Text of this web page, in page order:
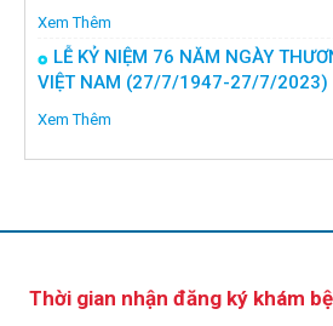
Xem Thêm
LỄ KỶ NIỆM 76 NĂM NGÀY
VIỆT NAM (27/7/1947-27/7/2023)
Xem Thêm
Thời gian nhận đăng ký khám